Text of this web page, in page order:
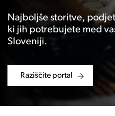
Najboljše storitve,
ki jih potrebujete med
Sloveniji.
Raziščite portal